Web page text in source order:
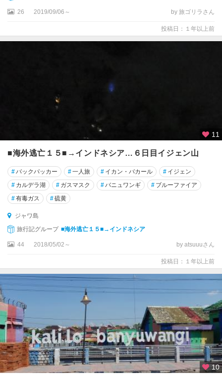
パ
ン
バ
ン
周
辺
26 2019/09/06～ by 旅ゴリラさん
投稿日：１年以上前
11
■海外逃亡１５■→インドネシア…６日目イジェン山
#バックパッカー #一人旅 # イカン・バカール # イジェン
# カルデラ湖 # ガスマスク #バニュワンギ # ブルーファイア
#有毒ガス #硫黄
ジャワ島
旅行記グループ ■海外逃亡１５■→インドネシア
44 2018/05/02～ by atsuuuさん
投稿日：１年以上前
10